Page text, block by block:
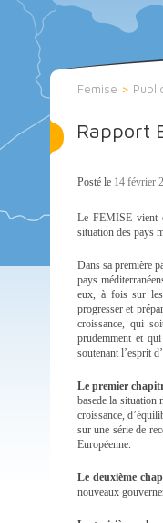
Femise >
Rapport
Posté le 14 février
Le FEMISE vient
situation des pays
Dans sa première
pays
eux, à fois sur
progresser et
croissance, qui
prudemment et
soutenant l’esprit
Le premier
basede la situation
croissance,
sur une série de
Européenne.
Le deuxième
nouveaux